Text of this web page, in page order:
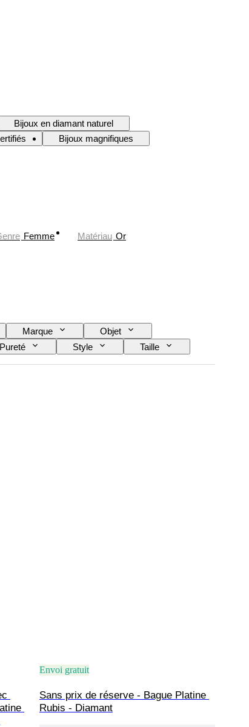
Bijoux en diamant naturel
Bijoux magnifiques
Femme Matériau Or
Marque
Objet
Pureté Style
Taille
Traitement
Envoi gratuit
Sans prix de réserve - Bague Platine
Rubis - Diamant